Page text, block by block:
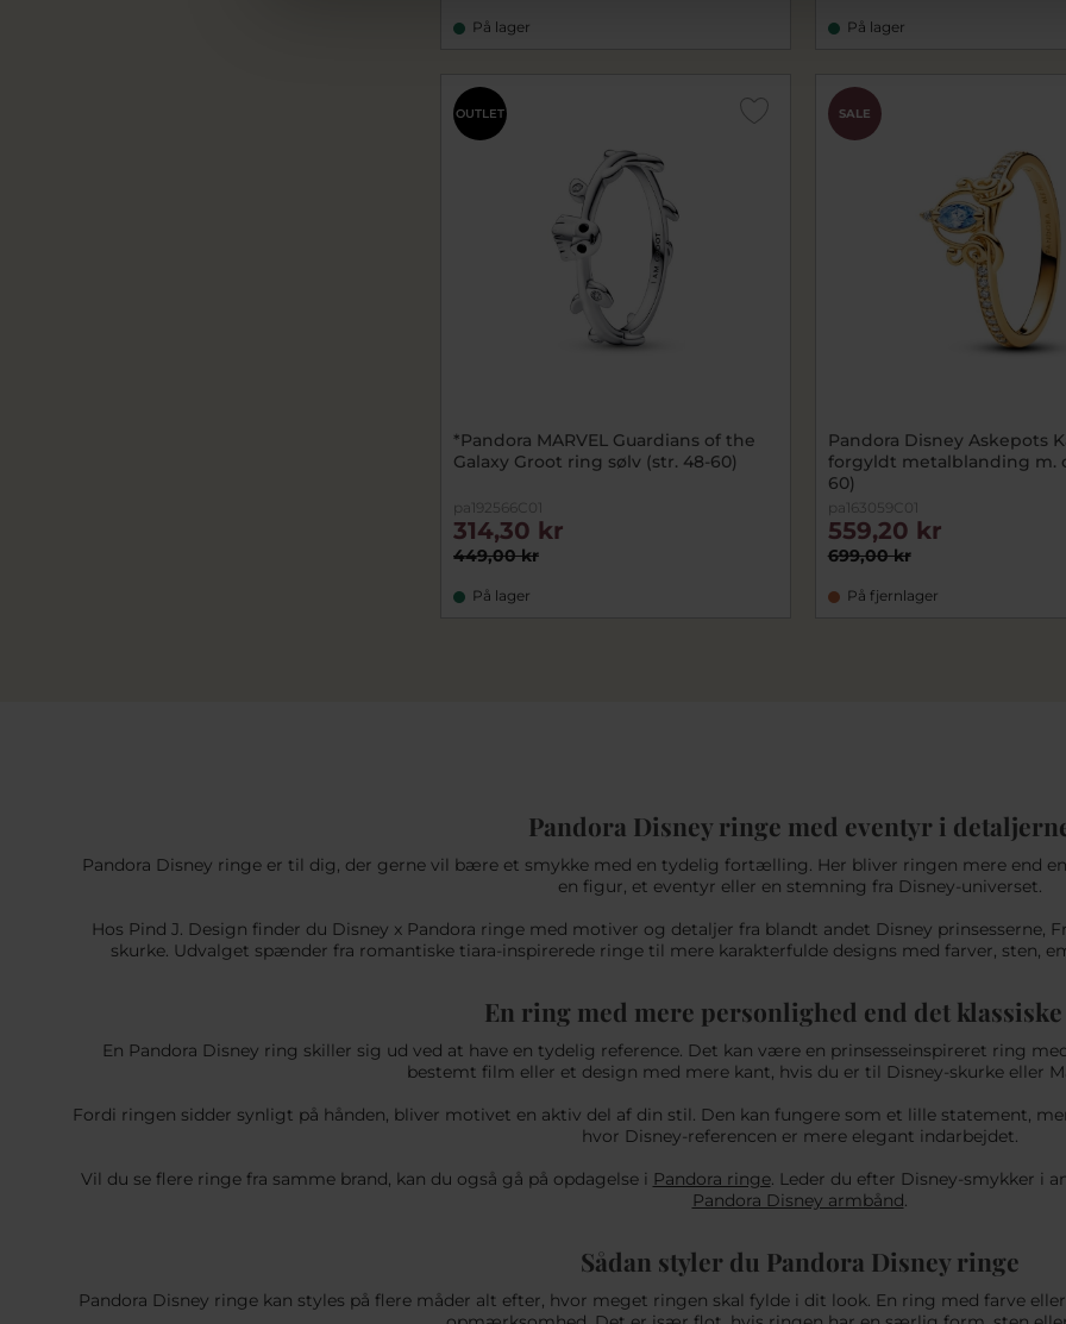
På lager På lager
OUTLET
*Pandora MARVEL Guardians of the
Galaxy Groot ring sølv (str. 48-60)
pa192566C01
449,00 kr
314,30 kr
På lager
SALE
Pandora Disney Askepots
forgyldt metalblanding m.
60)
pa163059C01
699,00 kr
559,20 kr
På fjernlager
Pandora Disney ringe med eventyr i
Pandora Disney ringe er til dig, der gerne vil bære et smykke med en tydelig fortælling. Her bliver ringen mere end
en figur, et eventyr eller en stemning fra Disney-universet.
Hos Pind J. Design finder du Disney x Pandora ringe med motiver og detaljer fra blandt andet Disney prinsesserne,
skurke. Udvalget spænder fra romantiske tiara-inspirerede ringe til mere karakterfulde designs med farver, sten,
En ring med mere personlighed end det
En Pandora Disney ring skiller sig ud ved at have en tydelig reference. Det kan være en prinsesseinspireret ring
bestemt film eller et design med mere kant, hvis du er til Disney-skurke eller
Fordi ringen sidder synligt på hånden, bliver motivet en aktiv del af din stil. Den kan fungere som et lille statement,
hvor Disney-referencen er mere elegant indarbejdet.
Vil du se flere ringe fra samme brand, kan du også gå på opdagelse i Pandora ringe. Leder du efter Disney-smykker i
Pandora Disney armbånd.
Sådan styler du Pandora Disney ringe
Pandora Disney ringe kan styles på flere måder alt efter, hvor meget ringen skal fylde i dit look. En ring med farve